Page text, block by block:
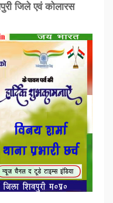
जिले एवं कोलारस